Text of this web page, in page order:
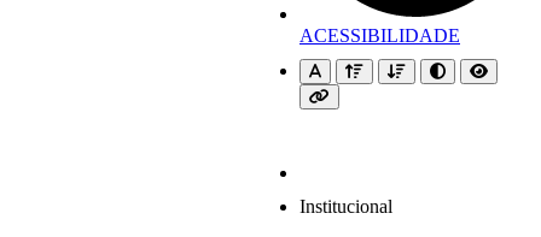
ACESSIBILIDADE
Institucional